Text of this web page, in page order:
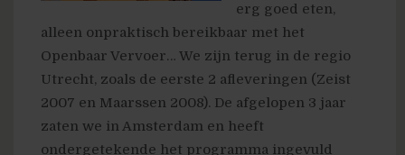
erg goed eten,
alleen onpraktisch bereikbaar met het
Openbaar Vervoer… We zijn terug in de regio
Utrecht, zoals de eerste 2 afleveringen (Zeist
2007 en Maarssen 2008). De afgelopen 3 jaar
zaten we in Amsterdam en heeft
ondergetekende het programma ingevuld